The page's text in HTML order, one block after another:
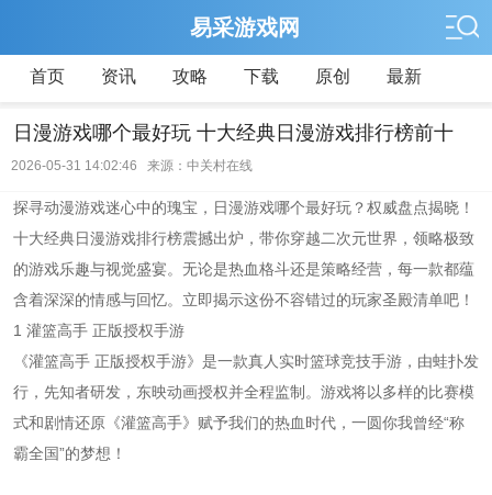
易采游戏网
首页 资讯 攻略 下载 原创 最新
日漫游戏哪个最好玩 十大经典日漫游戏排行榜前十
2026-05-31 14:02:46 来源：中关村在线
探寻动漫游戏迷心中的瑰宝，日漫游戏哪个最好玩？权威盘点揭晓！
十大经典日漫游戏排行榜震撼出炉，带你穿越二次元世界，领略极致
的游戏乐趣与视觉盛宴。无论是热血格斗还是策略经营，每一款都蕴
含着深深的情感与回忆。立即揭示这份不容错过的玩家圣殿清单吧！
1 灌篮高手 正版授权手游
《灌篮高手 正版授权手游》是一款真人实时篮球竞技手游，由蛙扑发
行，先知者研发，东映动画授权并全程监制。游戏将以多样的比赛模
式和剧情还原《灌篮高手》赋予我们的热血时代，一圆你我曾经“称
霸全国”的梦想！